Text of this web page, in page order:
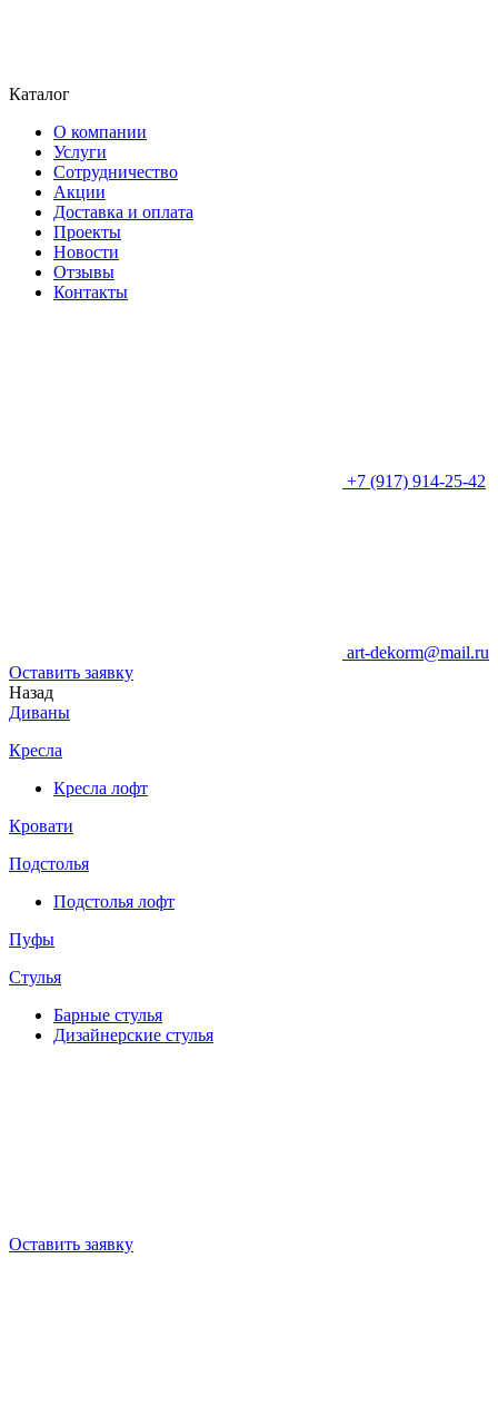
Каталог
О компании
Услуги
Сотрудничество
Акции
Доставка и оплата
Проекты
Новости
Отзывы
Контакты
+7 (917) 914-25-42
art-dekorm@mail.ru
Оставить заявку
Назад
Диваны
Кресла
Кресла лофт
Кровати
Подстолья
Подстолья лофт
Пуфы
Стулья
Барные cтулья
Дизайнерские cтулья
Оставить заявку